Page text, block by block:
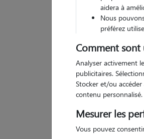
aidera à
Nous
préférez
Comment sont
Analyser activement
publicitaires.
Stocker et/ou
contenu
Mesurer les
Vous pouvez